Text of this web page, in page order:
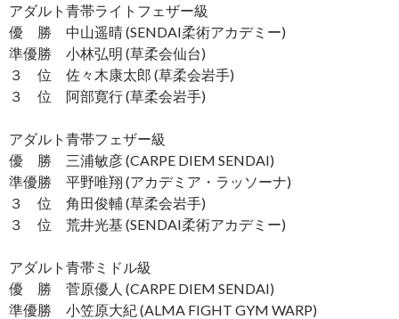
アダルト青帯ライトフェザー級
優 勝 中山遥晴 (SENDAI柔術アカデミー)
準優勝 小林弘明 (草柔会仙台)
３ 位 佐々木康太郎 (草柔会岩手)
３ 位 阿部寛行 (草柔会岩手)
アダルト青帯フェザー級
優 勝 三浦敏彦 (CARPE DIEM SENDAI)
準優勝 平野唯翔 (アカデミア・ラッソーナ)
３ 位 角田俊輔 (草柔会岩手)
３ 位 荒井光基 (SENDAI柔術アカデミー)
アダルト青帯ミドル級
優 勝 菅原優人 (CARPE DIEM SENDAI)
準優勝 小笠原大紀 (ALMA FIGHT GYM WARP)